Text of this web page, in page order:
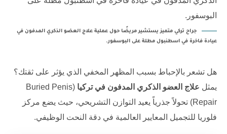
جراح تركي متميز يستشير مريضًا حول عملية علاج العضو الذكري المدفون في
عيادة فاخرة في اسطنبول مطلة على البوسفور.
هل تشعر بالإحباط بسبب المظهر المخفي الذي يؤثر على ثقتك؟
يمثل علاج العضو الذكري المدفون في تركيا (Buried Penis
Repair) تحولاً جذرياً يعيد التوازن التشريحي، حيث يضع
مركز
فلوريا للتجميل المعايير العالمية في دقة النحت الوظيفي.